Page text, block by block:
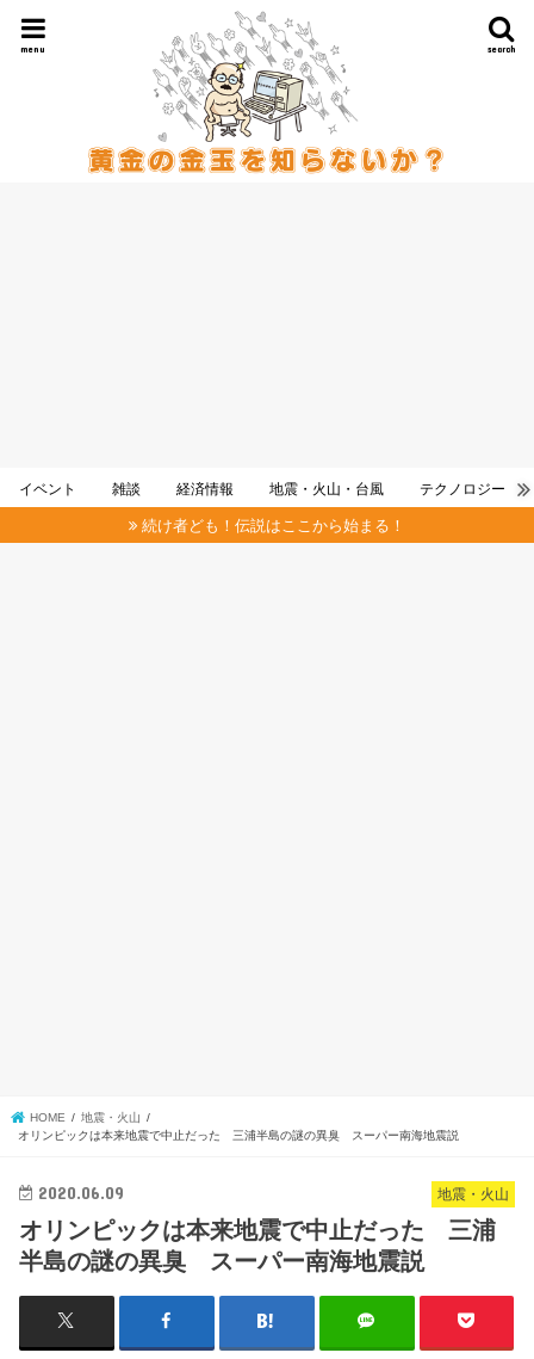
search
menu
イベント 雑談 経済情報 地震・火山・台風 テクノロジー
続け者ども！伝説はここから始まる！
HOME
地震・火山
オリンピックは本来地震で中止だった 三浦半島の謎の異臭 スーパー南海地震説
地震・火山
2020.06.09
オリンピックは本来地震で中止だった 三浦
半島の謎の異臭 スーパー南海地震説